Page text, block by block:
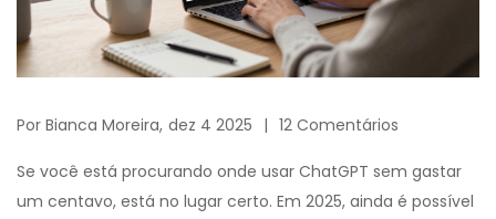
Por Bianca Moreira, dez 4 2025 12 Comentários
Se você está procurando onde usar ChatGPT sem gastar
um centavo, está no lugar certo. Em 2025, ainda é possível